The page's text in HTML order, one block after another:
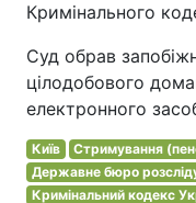
Кримінального
Суд обрав
цілодобового
електронного
Київ Стримування
Державне бюро
Кримінальний кодекс